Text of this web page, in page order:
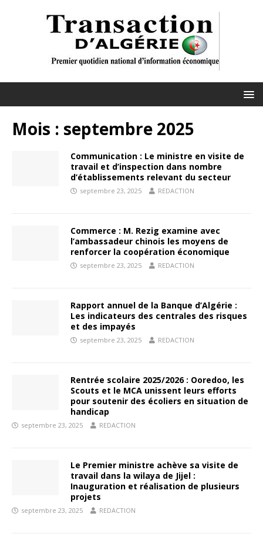
Mois : septembre 2025
Communication : Le ministre en visite de
travail et d’inspection dans nombre
d’établissements relevant du secteur
septembre 23, 2025 REDACTION
Commerce : M. Rezig examine avec
l’ambassadeur chinois les moyens de
renforcer la coopération économique
septembre 23, 2025 REDACTION
Rapport annuel de la Banque d’Algérie :
Les indicateurs des centrales des risques
et des impayés
septembre 23, 2025 REDACTION
Rentrée scolaire 2025/2026 : Ooredoo, les
Scouts et le MCA unissent leurs efforts
pour soutenir des écoliers en situation de
handicap
septembre 23, 2025 REDACTION
Le Premier ministre achève sa visite de
travail dans la wilaya de Jijel :
Inauguration et réalisation de plusieurs
projets
septembre 23, 2025 REDACTION